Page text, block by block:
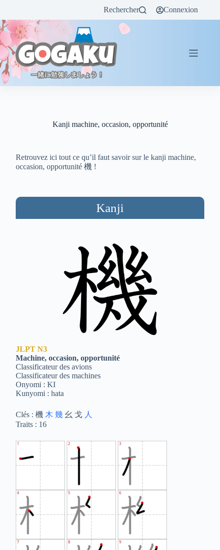
Rechercher Connexion
Kanji machine, occasion, opportunité
Retrouvez ici tout ce qu’il faut savoir sur le kanji machine,
occasion, opportunité 機 !
Kanji
JLPT N3
Machine, occasion, opportunité
Classificateur des avions
Classificateur des machines
Onyomi : KI
Kunyomi : hata
Clés : 機木 幾 幺 戈 人
Traits : 16